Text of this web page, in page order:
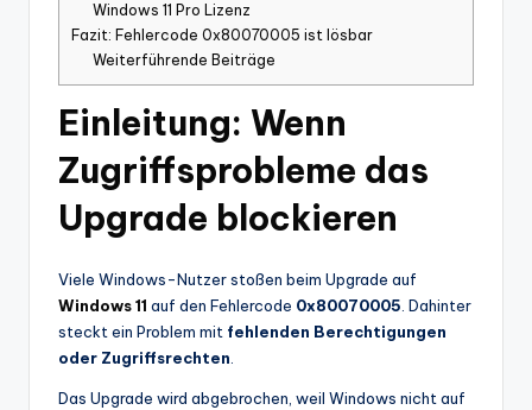
Windows 11 Pro Lizenz
Fazit: Fehlercode 0x80070005 ist lösbar
Weiterführende Beiträge
Einleitung: Wenn
Zugriffsprobleme das
Upgrade blockieren
Viele Windows-Nutzer stoßen beim Upgrade auf
Windows 11 auf den Fehlercode 0x80070005. Dahinter
steckt ein Problem mit fehlenden Berechtigungen
oder Zugriffsrechten.
Das Upgrade wird abgebrochen, weil Windows nicht auf